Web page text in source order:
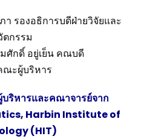
รองอธิการบดีฝ่ายวิจัยและ
ตกรรม
มศักดิ์ อยู่เย็น คณบดี
ะผู้บริหาร
ริหารและคณาจารย์จาก
Harbin Institute of
(HIT)